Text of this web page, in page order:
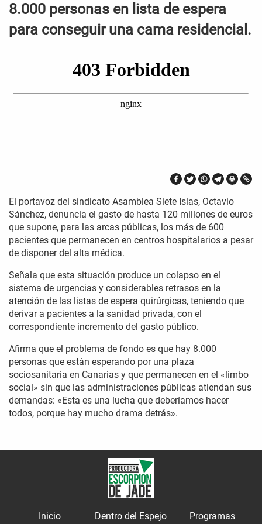
8.000 personas en lista de espera
para conseguir una cama residencial.
El portavoz del sindicato Asamblea Siete Islas, Octavio
Sánchez, denuncia el gasto de hasta 120 millones de euros
que supone, para las arcas públicas, los más de 600
pacientes que permanecen en centros hospitalarios a pesar
de disponer del alta médica.
Señala que esta situación produce un colapso en el
sistema de urgencias y considerables retrasos en la
atención de las listas de espera quirúrgicas, teniendo que
derivar a pacientes a la sanidad privada, con el
correspondiente incremento del gasto público.
Afirma que el problema de fondo es que hay 8.000
personas que están esperando por una plaza
sociosanitaria en Canarias y que permanecen en el «limbo
social» sin que las administraciones públicas atiendan sus
demandas: «Esta es una lucha que deberíamos hacer
todos, porque hay mucho drama detrás».
Inicio Dentro del Espejo Programas